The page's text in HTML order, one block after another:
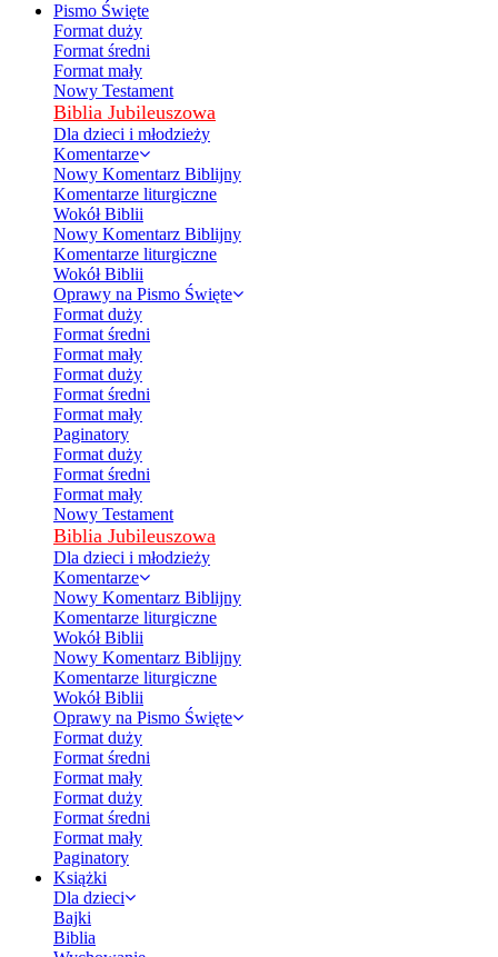
Pismo Święte
Format duży
Format średni
Format mały
Nowy Testament
Biblia Jubileuszowa
Dla dzieci i młodzieży
Komentarze
Nowy Komentarz Biblijny
Komentarze liturgiczne
Wokół Biblii
Nowy Komentarz Biblijny
Komentarze liturgiczne
Wokół Biblii
Oprawy na Pismo Święte
Format duży
Format średni
Format mały
Format duży
Format średni
Format mały
Paginatory
Format duży
Format średni
Format mały
Nowy Testament
Biblia Jubileuszowa
Dla dzieci i młodzieży
Komentarze
Nowy Komentarz Biblijny
Komentarze liturgiczne
Wokół Biblii
Nowy Komentarz Biblijny
Komentarze liturgiczne
Wokół Biblii
Oprawy na Pismo Święte
Format duży
Format średni
Format mały
Format duży
Format średni
Format mały
Paginatory
Książki
Dla dzieci
Bajki
Biblia